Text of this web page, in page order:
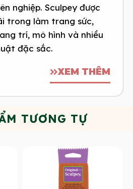
nghiệp. Sculpey được
trong làm trang sức,
trí, mô hình và nhiều
đặc sắc.
XEM THÊM
TƯƠNG TỰ